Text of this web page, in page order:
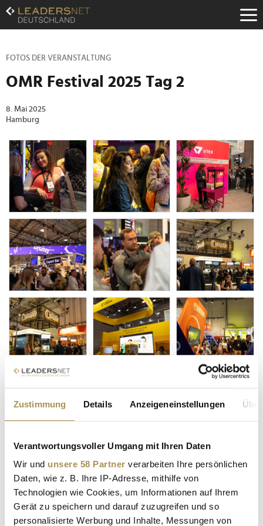
Zustimmung Details Anzeigeneinstellungen
Verantwortungsvoller Umgang mit Ihren Daten
Wir und unsere 58 Partner verarbeiten Ihre persönlichen
Daten, wie z. B. Ihre IP-Adresse, mithilfe von
Technologien wie Cookies, um Informationen auf Ihrem
Gerät zu speichern und darauf zuzugreifen und so
personalisierte Werbung und Inhalte, Messungen von
Zum
Inhalt
Zur
Navigation
Hauptnavigation
FOTOS DER VERANSTALTUNG
OMR Festival 2025 Tag 2
8. Mai 2025
Hamburg